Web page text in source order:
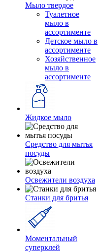
Мыло твердое
Туалетное
мыло в
ассортименте
Детское мыло в
ассортименте
Хозяйственное
мыло в
ассортименте
Жидкое мыло
Средство для мытья
посуды
Освежители воздуха
Станки для бритья
Моментальный
суперклей